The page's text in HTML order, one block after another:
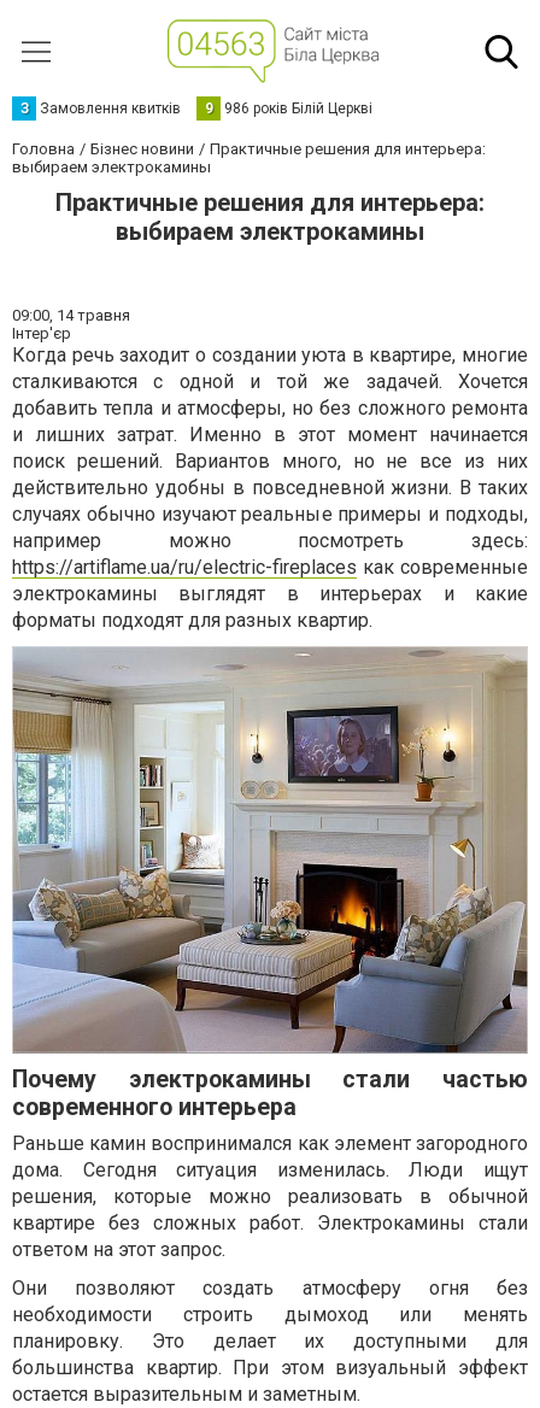
З Замовлення квитків 9 986 років Білій Церкві
Головна Бізнес новини
Практичные решения для интерьера:
выбираем электрокамины
Практичные решения для интерьера:
выбираем электрокамины
09:00, 14 травня
Інтер'єр
Когда речь заходит о создании уюта в квартире, многие
сталкиваются с одной и той же задачей. Хочется
добавить тепла и атмосферы, но без сложного ремонта
и лишних затрат. Именно в этот момент начинается
поиск решений. Вариантов много, но не все из них
действительно удобны в повседневной жизни. В таких
случаях обычно изучают реальные примеры и подходы,
например можно посмотреть здесь:
https://artiflame.ua/ru/electric-fireplaces как современные
электрокамины выглядят в интерьерах и какие
форматы подходят для разных квартир.
Почему электрокамины стали частью
современного интерьера
Раньше камин воспринимался как элемент загородного
дома. Сегодня ситуация изменилась. Люди ищут
решения, которые можно реализовать в обычной
квартире без сложных работ. Электрокамины стали
ответом на этот запрос.
Они позволяют создать атмосферу огня без
необходимости строить дымоход или менять
планировку. Это делает их доступными для
большинства квартир. При этом визуальный эффект
остается выразительным и заметным.